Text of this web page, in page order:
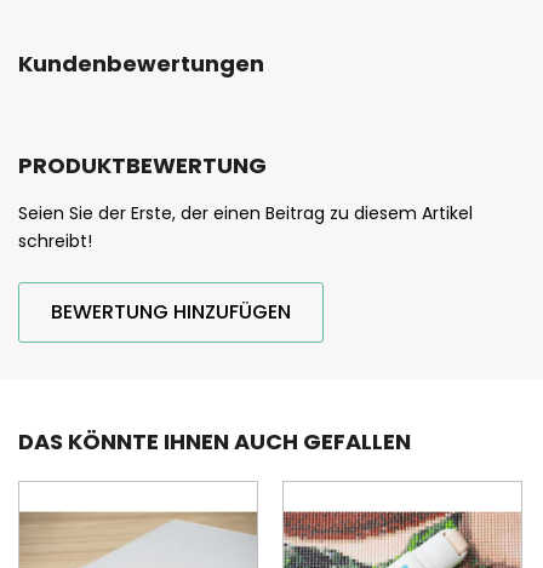
Kundenbewertungen
PRODUKTBEWERTUNG
Seien Sie der Erste, der einen Beitrag zu diesem Artikel
schreibt!
BEWERTUNG HINZUFÜGEN
DAS KÖNNTE IHNEN AUCH GEFALLEN